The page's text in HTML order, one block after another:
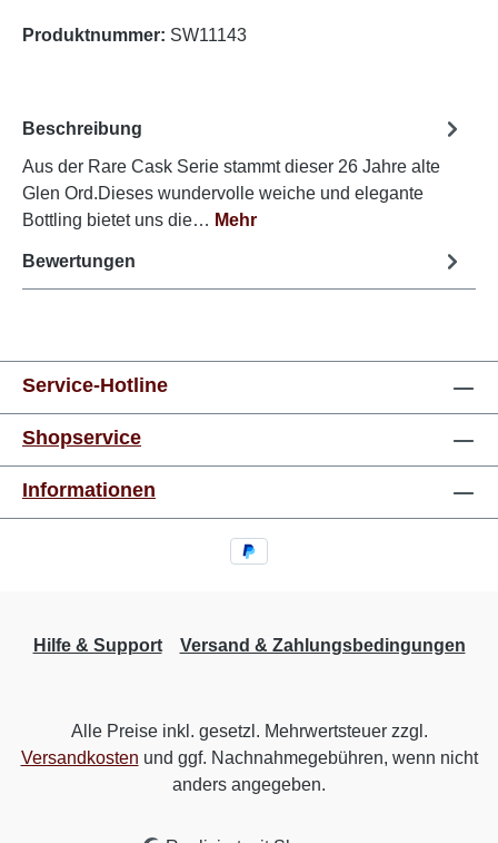
Produktnummer: SW11143
Beschreibung
Aus der Rare Cask Serie stammt dieser 26 Jahre alte
Glen Ord.Dieses wundervolle weiche und elegante
Bottling bietet uns die… Mehr
Bewertungen
Service-Hotline
Shopservice
Informationen
Hilfe & Support Versand & Zahlungsbedingungen
Alle Preise inkl. gesetzl. Mehrwertsteuer zzgl.
Versandkosten und ggf. Nachnahmegebühren, wenn nicht
anders angegeben.